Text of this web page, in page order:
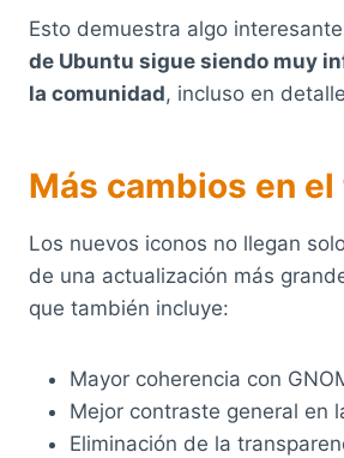
Esto demuestra algo
de Ubuntu sigue siendo muy
la comunidad, incluso en
Más cambios en el
Los nuevos iconos no llegan
de una actualización más
que también incluye:
Mayor coherencia con
Mejor contraste general en
Eliminación de la